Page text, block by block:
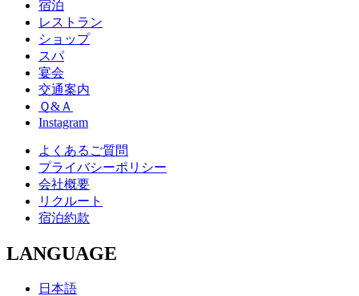
宿泊
レストラン
ショップ
スパ
宴会
交通案内
Ｑ&Ａ
Instagram
よくあるご質問
プライバシーポリシー
会社概要
リクルート
宿泊約款
LANGUAGE
日本語